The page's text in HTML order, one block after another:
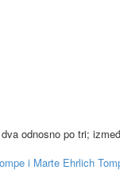
odnosno po tri;
i Marte Ehrlich